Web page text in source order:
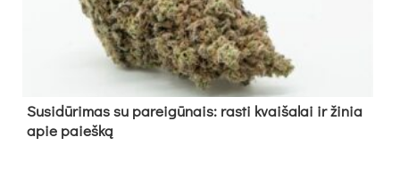
Su­si­dū­ri­mas su pa­rei­gū­nais: ras­ti kvai­ša­lai ir ži­nia
apie paieš­ką